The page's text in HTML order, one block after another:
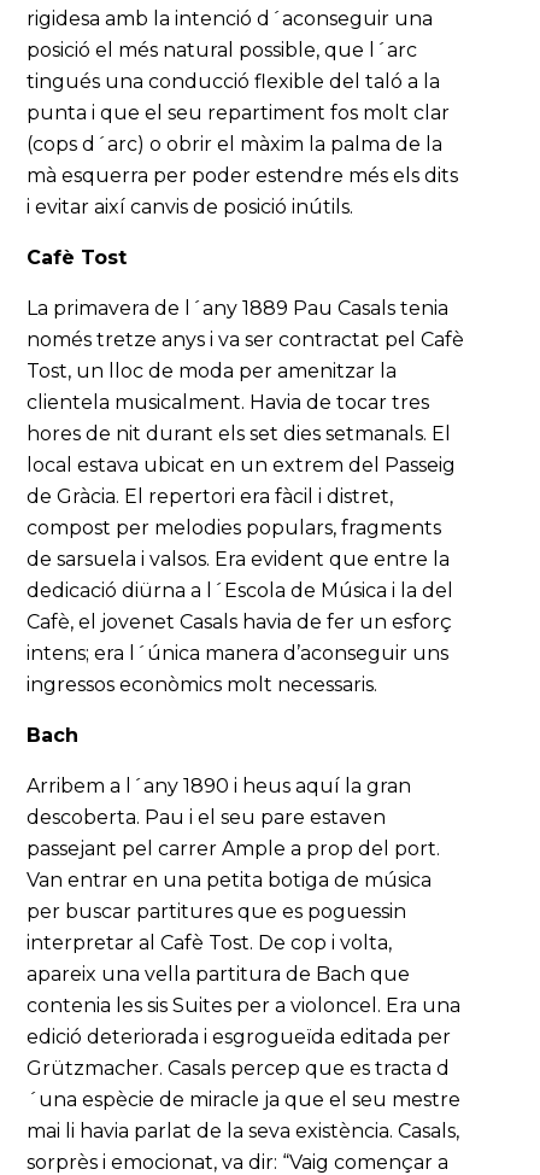
rigidesa amb la intenció d´aconseguir una
posició el més natural possible, que l´arc
tingués una conducció flexible del taló a la
punta i que el seu repartiment fos molt clar
(cops d´arc) o obrir el màxim la palma de la
mà esquerra per poder estendre més els dits
i evitar així canvis de posició inútils.
Cafè Tost
La primavera de l´any 1889 Pau Casals tenia
només tretze anys i va ser contractat pel Cafè
Tost, un lloc de moda per amenitzar la
clientela musicalment. Havia de tocar tres
hores de nit durant els set dies setmanals. El
local estava ubicat en un extrem del Passeig
de Gràcia. El repertori era fàcil i distret,
compost per melodies populars, fragments
de sarsuela i valsos. Era evident que entre la
dedicació diürna a l´Escola de Música i la del
Cafè, el jovenet Casals havia de fer un esforç
intens; era l´única manera d’aconseguir uns
ingressos econòmics molt necessaris.
Bach
Arribem a l´any 1890 i heus aquí la gran
descoberta. Pau i el seu pare estaven
passejant pel carrer Ample a prop del port.
Van entrar en una petita botiga de música
per buscar partitures que es poguessin
interpretar al Cafè Tost. De cop i volta,
apareix una vella partitura de Bach que
contenia les sis Suites per a violoncel. Era una
edició deteriorada i esgrogueïda editada per
Grützmacher. Casals percep que es tracta d
´una espècie de miracle ja que el seu mestre
mai li havia parlat de la seva existència. Casals,
sorprès i emocionat, va dir: “Vaig començar a